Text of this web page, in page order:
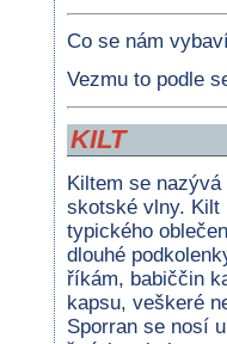
Co se nám
Vezmu to podle
KILT
Kiltem se
skotské vlny. Kilt
typického
dlouhé
říkám, babiččin
kapsu, veškeré
Sporran se nosí